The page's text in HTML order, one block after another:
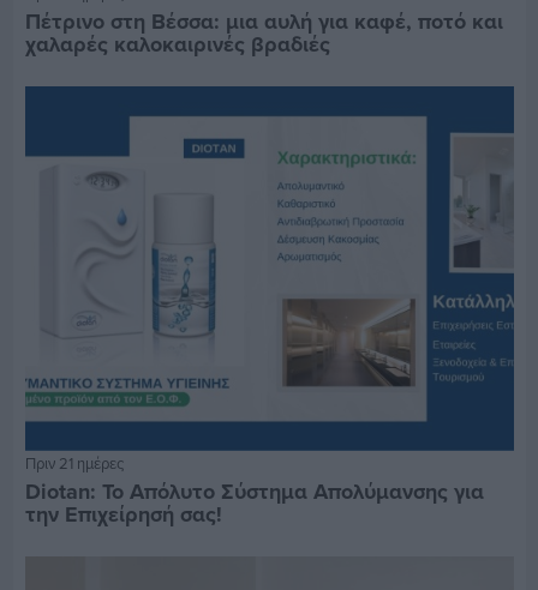
Πέτρινο στη Βέσσα: μια αυλή για καφέ, ποτό και
χαλαρές καλοκαιρινές βραδιές
Πριν 21 ημέρες
Diotan: Το Απόλυτο Σύστημα Απολύμανσης για
την Επιχείρησή σας!